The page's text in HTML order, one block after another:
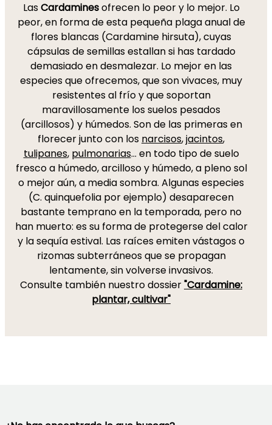
LasCardaminesofrecen lo peor y lo mejor. Lo
peor, en forma de esta pequeña plaga anual de
flores blancas (Cardamine hirsuta), cuyas
cápsulas de semillas estallan si has tardado
demasiado en desmalezar. Lo mejor en las
especies que ofrecemos, que son vivaces, muy
resistentes al frío y que soportan
maravillosamente los suelos pesados
(arcillosos) y húmedos. Son de las primeras en
florecer junto con los narcisos,jacintos,
tulipanes, pulmonarias... en todo tipo de suelo
fresco a húmedo, arcilloso y húmedo, a pleno sol
o mejor aún, a media sombra. Algunas especies
(C. quinquefolia por ejemplo) desaparecen
bastante temprano en la temporada, pero no
han muerto: es su forma de protegerse del calor
y la sequía estival. Las raíces emiten vástagos o
rizomas subterráneos que se propagan
lentamente, sin volverse invasivos.
Consulte también nuestro dossier"Cardamine:
plantar, cultivar"